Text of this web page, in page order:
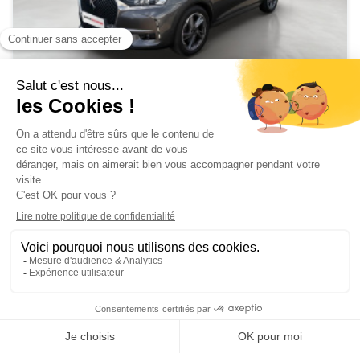
DS - DS 7 CROSSBACK
HYBRIDE GRAND CHIC 4X4 300 ch Automatique
Ref. 3747
Sodiva
27 900 €
ÇA M'INTÉRESSE